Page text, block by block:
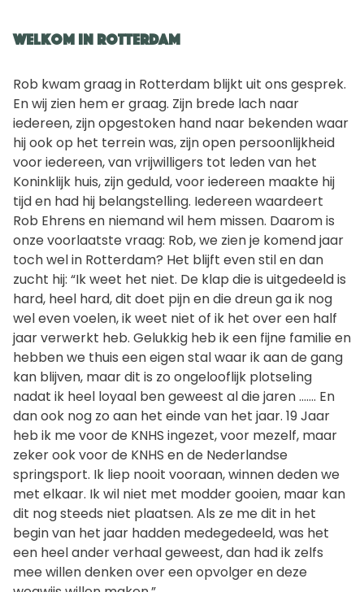
Welkom in Rotterdam
Rob kwam graag in Rotterdam blijkt uit ons gesprek.
En wij zien hem er graag. Zijn brede lach naar
iedereen, zijn opgestoken hand naar bekenden waar
hij ook op het terrein was, zijn open persoonlijkheid
voor iedereen, van vrijwilligers tot leden van het
Koninklijk huis, zijn geduld, voor iedereen maakte hij
tijd en had hij belangstelling. Iedereen waardeert
Rob Ehrens en niemand wil hem missen. Daarom is
onze voorlaatste vraag: Rob, we zien je komend jaar
toch wel in Rotterdam? Het blijft even stil en dan
zucht hij: “Ik weet het niet. De klap die is uitgedeeld is
hard, heel hard, dit doet pijn en die dreun ga ik nog
wel even voelen, ik weet niet of ik het over een half
jaar verwerkt heb. Gelukkig heb ik een fijne familie en
hebben we thuis een eigen stal waar ik aan de gang
kan blijven, maar dit is zo ongelooflijk plotseling
nadat ik heel loyaal ben geweest al die jaren ……. En
dan ook nog zo aan het einde van het jaar. 19 Jaar
heb ik me voor de KNHS ingezet, voor mezelf, maar
zeker ook voor de KNHS en de Nederlandse
springsport. Ik liep nooit vooraan, winnen deden we
met elkaar. Ik wil niet met modder gooien, maar kan
dit nog steeds niet plaatsen. Als ze me dit in het
begin van het jaar hadden medegedeeld, was het
een heel ander verhaal geweest, dan had ik zelfs
mee willen denken over een opvolger en deze